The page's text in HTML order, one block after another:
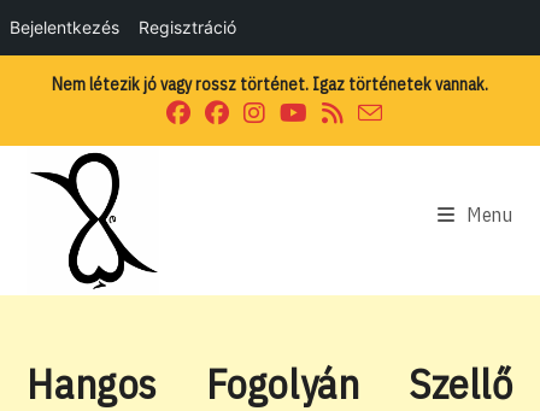
Bejelentkezés Regisztráció
Nem létezik jó vagy rossz történet. Igaz történetek vannak.
Menu
Hangos Fogolyán Szellő